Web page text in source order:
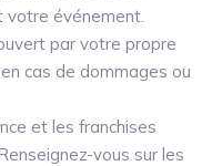
votre événement.
par votre propre
cas de dommages ou
et les franchises
vous sur les